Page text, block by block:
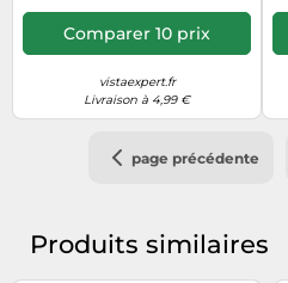
Comparer 10 prix
vistaexpert.fr
Livraison à 4,99 €
page précédente
Produits similaires